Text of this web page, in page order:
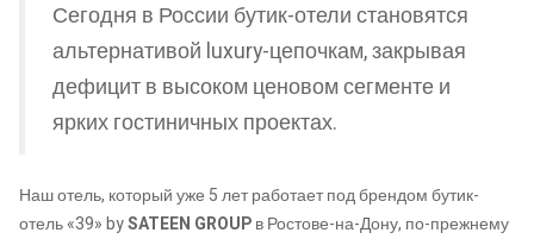
Сегодня в России бутик-отели становятся
альтернативой luxury-цепочкам, закрывая
дефицит в высоком ценовом сегменте и
ярких гостиничных проектах.
Наш отель, который уже 5 лет работает под брендом бутик-
отель «39» bySATEEN GROUPв Ростове-на-Дону, по-прежнему